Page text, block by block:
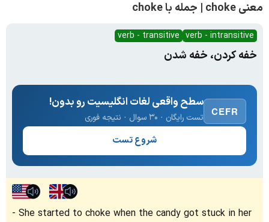
معنی choke | جمله با choke
verb - intransitive
verb - transitive
خفه کردن، خفه شدن
CEFR
سطح واقعی لغات انگلیسیت رو بدون!
تست رایگان · ۳۰ سوال · نتیجه فوری
شروع تست
She started to choke when the candy got stuck in her